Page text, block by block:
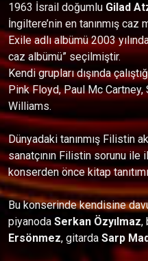
1963 İsrail doğumlu Gilad
İngiltere’nin en tanınmış
Exile adlı albümü 2003
caz albümü” seçilmiştir.
Kendi grupları dışında
Pink Floyd, Paul Mc Cartney,
Williams.
Dünyadaki tanınmış Filistin
sanatçının Filistin sorunu ile
konserden önce kitap
Bu konserinde kendisine
piyanoda Serkan Özyılmaz,
Ersönmez, gitarda Sarp